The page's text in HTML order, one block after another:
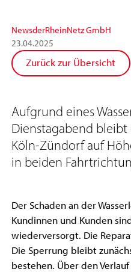
NewsderRheinNetz GmbH
23.04.2025
Zurück zur Übersicht
Aufgrund eines
Dienstagabend
Köln-Zündorf auf
in beiden
Der Schaden an der
Kundinnen und Kunden
wiederversorgt. Die
Die Sperrung bleibt
bestehen. Über den